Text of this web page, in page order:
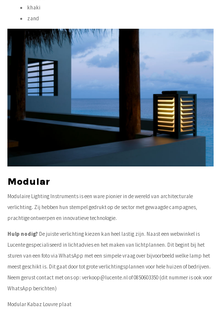
khaki
zand
Modular
Modulaire Lighting Instruments is een ware pionier in de wereld van architecturale
verlichting. Zij hebben hun stempel gedrukt op de sector met gewaagde campagnes,
prachtige ontwerpen en innovatieve technologie.
Hulp nodig? De juiste verlichting kiezen kan heel lastig zijn. Naast een webwinkel is
Lucente gespecialiseerd in lichtadvies en het maken van lichtplannen. Dit begint bij het
sturen van een foto via WhatsApp met een simpele vraag over bijvoorbeeld welke lamp het
meest geschikt is. Dit gaat door tot grote verlichtingsplannen voor hele huizen of bedrijven.
Neem gerust contact met ons op: verkoop@lucente.nlof 0850603350 (dit nummer is ook voor
WhatsApp berichten)
Modular Kabaz Louvre plaat